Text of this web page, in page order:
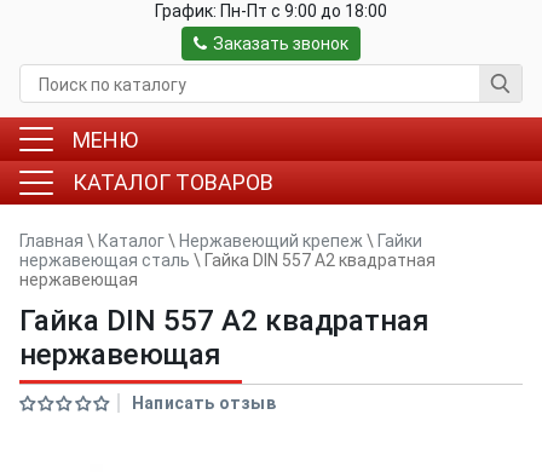
График: Пн-Пт c 9:00 до 18:00
Заказать звонок
МЕНЮ
КАТАЛОГ ТОВАРОВ
Главная \ Каталог\ Нержавеющий крепеж \ Гайки
нержавеющая сталь \ Гайка DIN 557 А2 квадратная
нержавеющая
Гайка DIN 557 А2 квадратная
нержавеющая
Написать отзыв